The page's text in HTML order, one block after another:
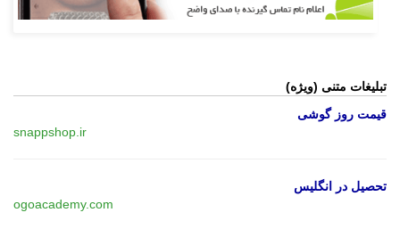
تبلیغات متنی (ویژه)
قیمت روز گوشی
snappshop.ir
تحصیل در انگلیس
ogoacademy.com